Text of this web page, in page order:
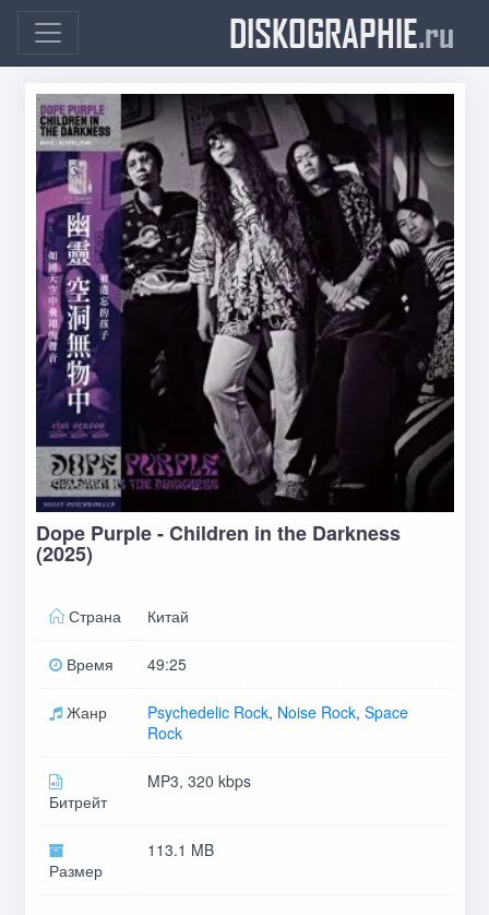
DISKOGRAPHIE.ru
Dope Purple - Children in the Darkness
(2025)
Страна Китай
Время 49:25
Жанр Psychedelic Rock, Noise Rock, Space
Rock
Битрейт
MP3, 320 kbps
Размер
113.1 MB